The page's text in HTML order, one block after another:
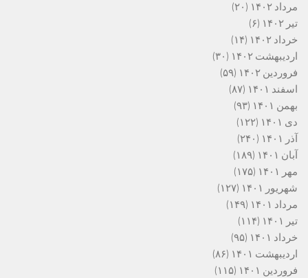
مرداد ۱۴۰۲
(۲۰)
تیر ۱۴۰۲
(۶)
خرداد ۱۴۰۲
(۱۴)
اردیبهشت ۱۴۰۲
(۳۰)
فروردین ۱۴۰۲
(۵۹)
اسفند ۱۴۰۱
(۸۷)
بهمن ۱۴۰۱
(۹۳)
دی ۱۴۰۱
(۱۲۲)
آذر ۱۴۰۱
(۲۴۰)
آبان ۱۴۰۱
(۱۸۹)
مهر ۱۴۰۱
(۱۷۵)
شهریور ۱۴۰۱
(۱۲۷)
مرداد ۱۴۰۱
(۱۴۹)
تیر ۱۴۰۱
(۱۱۴)
خرداد ۱۴۰۱
(۹۵)
اردیبهشت ۱۴۰۱
(۸۶)
فروردین ۱۴۰۱
(۱۱۵)